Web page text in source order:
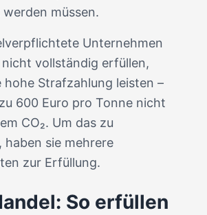
müssen.
Unternehmen
vollständig erfüllen,
hohe Strafzahlung leisten –
600 Euro pro Tonne nicht
CO₂. Um das zu
haben sie mehrere
zur Erfüllung.
So erfüllen